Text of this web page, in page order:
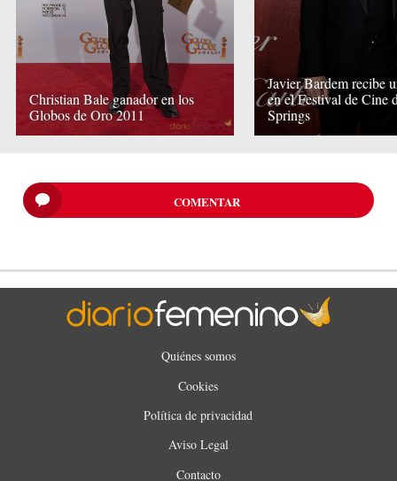
Christian Bale ganador en los
Globos de Oro 2011
Javier Bardem recibe
en el Festival de Cine
Springs
COMENTAR
Quiénes somos
Cookies
Política de privacidad
Aviso Legal
Contacto